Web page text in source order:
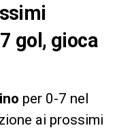
gol, gioca
per 0-7 nel
ai prossimi